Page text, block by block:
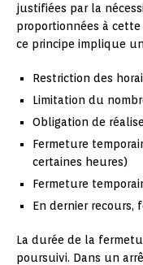
justifiées par la
proportionnées à
ce principe implique
Restriction des
Limitation du
Obligation de
Fermeture
certaines heures)
Fermeture
En dernier recours,
La durée de la
poursuivi. Dans un